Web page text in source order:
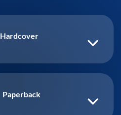
Hardcover
Paperback